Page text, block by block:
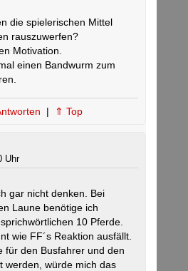
die spielerischen Mittel
rauszuwerfen?
Motivation.
einen Bandwurm zum
| ⇑ Top
Uhr
gar nicht denken. Bei
Laune benötige ich
10 Pferde.
wie FF´s Reaktion ausfällt.
für den Busfahrer und den
werden, würde mich das